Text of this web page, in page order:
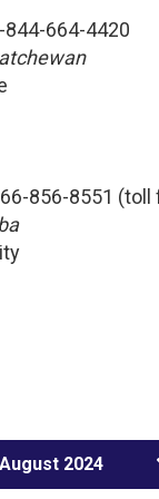
844-664-4420
856-8551 (toll
August 2024